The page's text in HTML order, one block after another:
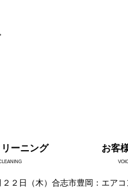
ーニング お客
２日（木）合志市豊岡：エア